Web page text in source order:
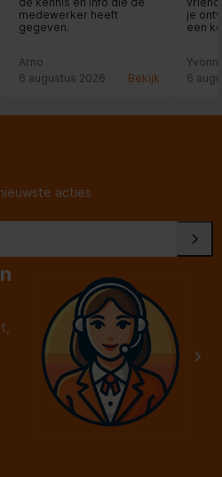
medewerker heeft
gegeven.
Arno
6 augustus 2026
Bekijk
je
een
6
acties